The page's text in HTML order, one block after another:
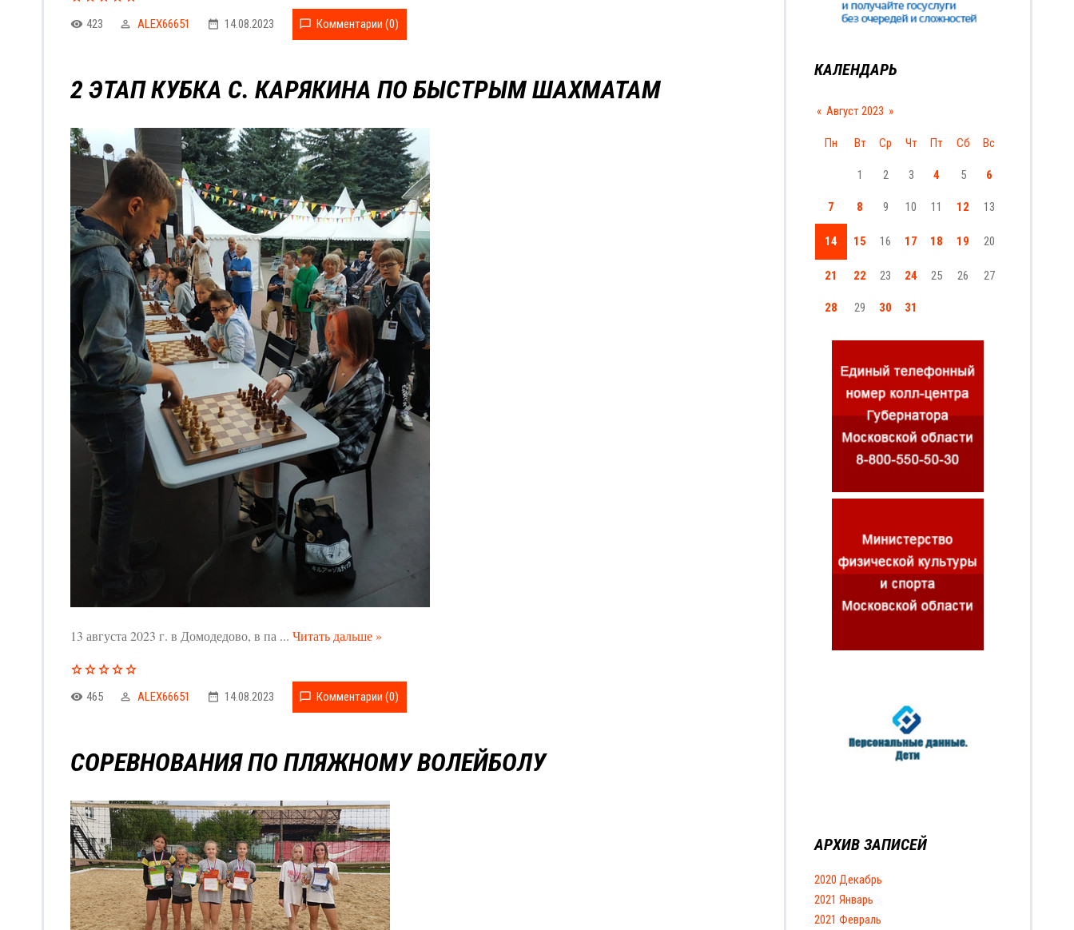
423 ALEX66651 14.08.2023 Комментарии (0)
2 ЭТАП КУБКА С. КАРЯКИНА ПО БЫСТРЫМ ШАХМАТАМ
13 августа 2023 г. в Домодедово, в па ... Читать дальше »
465 ALEX66651 14.08.2023 Комментарии (0)
СОРЕВНОВАНИЯ ПО ПЛЯЖНОМУ ВОЛЕЙБОЛУ
КАЛЕНДАРЬ
« Август 2023 »
Пн Вт Ср Чт Пт Сб Вс
1 2 3 4 5 6
7 8 9 10 11 12 13
14 15 16 17 18 19 20
21 22 23 24 25 26 27
28 29 30 31
АРХИВ ЗАПИСЕЙ
2020 Декабрь
2021 Январь
2021 Февраль